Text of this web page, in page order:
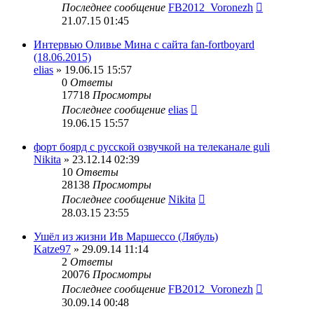
Последнее сообщение FB2012_Voronezh
21.07.15 01:45
Интервью Оливье Мина с сайта fan-fortboyard
(18.06.2015)
elias » 19.06.15 15:57
0 Ответы
17718 Просмотры
Последнее сообщение elias
19.06.15 15:57
форт боярд с русской озвучкой на телеканале guli
Nikita » 23.12.14 02:39
10 Ответы
28138 Просмотры
Последнее сообщение Nikita
28.03.15 23:55
Ушёл из жизни Ив Маршессо (Лябуль)
Katze97 » 29.09.14 11:14
2 Ответы
20076 Просмотры
Последнее сообщение FB2012_Voronezh
30.09.14 00:48